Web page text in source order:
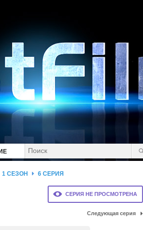
СЕРИЯ НЕ ПРОСМОТРЕНА
1 СЕЗОН 6 СЕРИЯ
Следующая серия